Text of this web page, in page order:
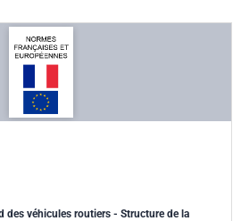
des véhicules routiers - Structure de la